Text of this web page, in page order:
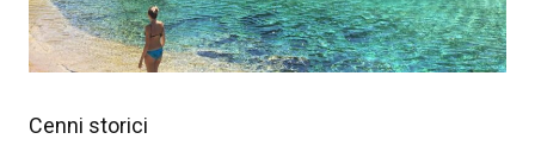
Cenni storici